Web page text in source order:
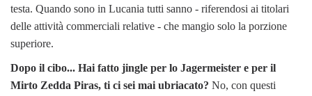
testa. Quando sono in Lucania tutti sanno - riferendosi ai titolari
delle attività commerciali relative - che mangio solo la porzione
superiore.
Dopo il cibo... Hai fatto jingle per lo Jagermeister e per il
Mirto Zedda Piras, ti ci sei mai ubriacato? No, con questi